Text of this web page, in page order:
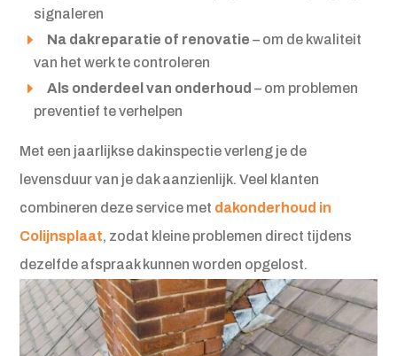
signaleren
Na dakreparatie of renovatie – om de kwaliteit
van het werk te controleren
Als onderdeel van onderhoud – om problemen
preventief te verhelpen
Met een jaarlijkse dakinspectie verleng je de
levensduur van je dak aanzienlijk. Veel klanten
combineren deze service met dakonderhoud in
Colijnsplaat, zodat kleine problemen direct tijdens
dezelfde afspraak kunnen worden opgelost.